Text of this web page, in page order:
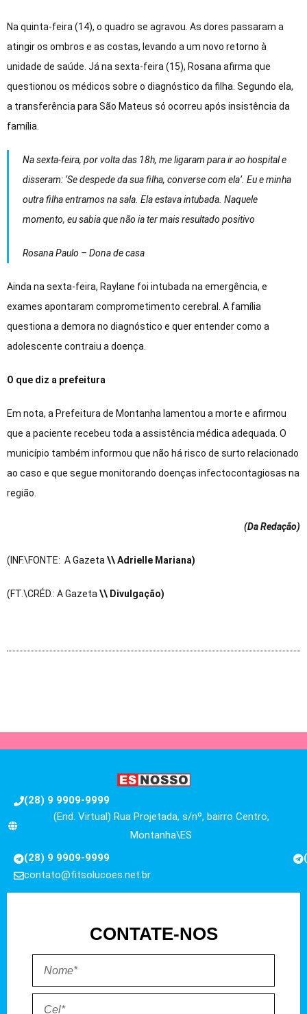
Na quinta-feira (14), o quadro se agravou. As dores passaram a
atingir os ombros e as costas, levando a um novo retorno à
unidade de saúde. Já na sexta-feira (15), Rosana afirma que
questionou os médicos sobre o diagnóstico da filha. Segundo ela,
a transferência para São Mateus só ocorreu após insistência da
família.
Na sexta-feira, por volta das 18h, me ligaram para ir ao hospital e
disseram: ‘Se despede da sua filha, converse com ela’. Eu e minha
outra filha entramos na sala. Ela estava intubada. Naquele
momento, eu sabia que não ia ter mais resultado positivo
Rosana Paulo – Dona de casa
Ainda na sexta-feira, Raylane foi intubada na emergência, e
exames apontaram comprometimento cerebral. A família
questiona a demora no diagnóstico e quer entender como a
adolescente contraiu a doença.
O que diz a prefeitura
Em nota, a Prefeitura de Montanha lamentou a morte e afirmou
que a paciente recebeu toda a assistência médica adequada. O
município também informou que não há risco de surto relacionado
ao caso e que segue monitorando doenças infectocontagiosas na
região.
(Da Redação)
(INF.\FONTE: A Gazeta \\ Adrielle Mariana)
(FT.\CRÉD.: A Gazeta \\ Divulgação)
(28) 9 9909-9999
(End. Virtual) Rua Projetada, s/nº, bairro Centro,
Montanha\ES
(28) 9 9909-9999
contato@fitsolucoes.net.br
CONTATE-NOS